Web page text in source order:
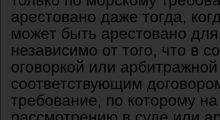
арестовано даже тогда,
может быть арестовано
независимо от того, что в
оговоркой или
соответствующим
требование, по которому